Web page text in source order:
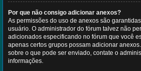
Por que não consigo adicionar anexos?
As permissões do uso de anexos são
usuário. O administrador do fórum talvez não
adicionados especificando no fórum que você
apenas certos grupos possam adicionar
sobre o que pode ser enviado, contate o
informações.